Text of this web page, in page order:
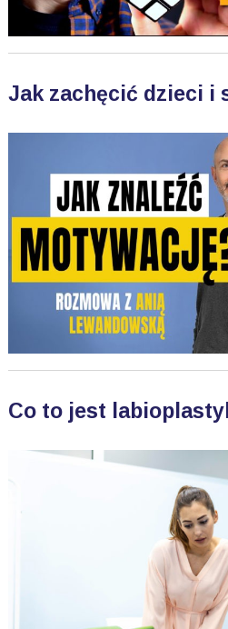
Jak zachęcić dzieci i
Co to jest